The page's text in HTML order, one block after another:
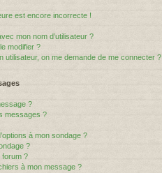
est encore incorrecte !
mon nom d’utilisateur ?
modifier ?
utilisateur, on me demande de me connecter ?
?
messages ?
à mon sondage ?
?
forum ?
à mon message ?